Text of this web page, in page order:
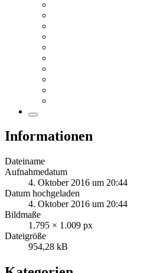
Informationen
Dateiname
Aufnahmedatum
4. Oktober 2016 um 20:44
Datum hochgeladen
4. Oktober 2016 um 20:44
Bildmaße
1.795 × 1.009 px
Dateigröße
954,28 kB